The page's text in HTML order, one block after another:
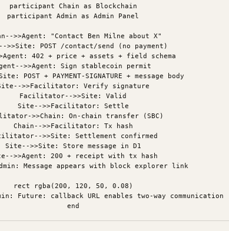
participant Chain as Blockchain
participant Admin as Admin Panel
>>Agent: "Contact Ben Milne about X"
>>Site: POST /contact/send (no payment)
402 + price + assets + field schema
>>Agent: Sign stablecoin permit
POST + PAYMENT-SIGNATURE + message body
>>Facilitator: Verify signature
    Facilitator-->>Site: Valid
    Site-->>Facilitator: Settle
>>Chain: On-chain transfer (SBC)
Chain-->>Facilitator: Tx hash
>>Site: Settlement confirmed
Site-->>Site: Store message in D1
>>Agent: 200 + receipt with tx hash
Message appears with block explorer link
rect rgba(200, 120, 50, 0.08)
Future: callback URL enables two-way communication